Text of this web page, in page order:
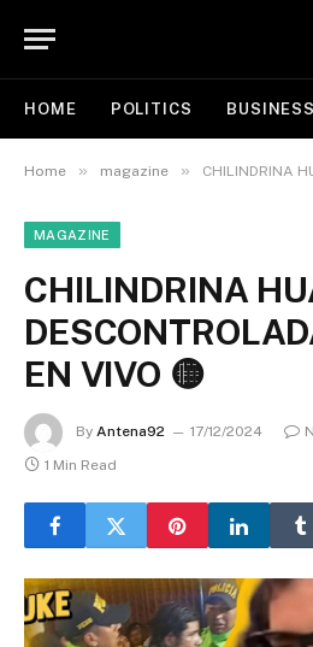
HOME POLITICS BUSINESS
Home » magazine » CHILINDRINA
MAGAZINE
CHILINDRINA
EN VIVO 🟡
By Antena92 17/12/2024
1 Min Read